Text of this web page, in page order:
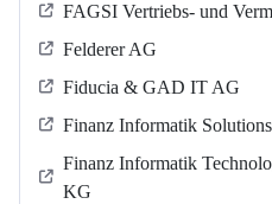
FAGSI Vertriebs- und
Felderer AG
Fiducia & GAD IT AG
Finanz Informatik
Finanz Informatik
KG